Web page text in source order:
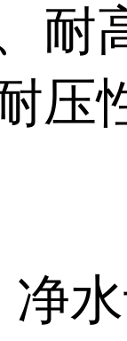
耐
压
净